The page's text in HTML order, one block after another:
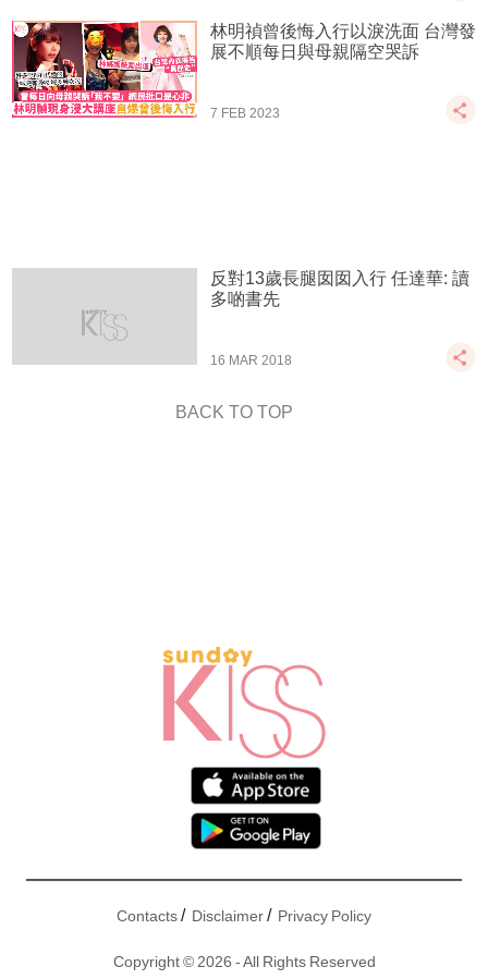
林明禎曾後悔入行以淚洗面 台灣發
展不順每日與母親隔空哭訴
7 FEB 2023
反對13歲長腿囡囡入行 任達華: 讀
多啲書先
16 MAR 2018
BACK TO TOP
Contacts/ Disclaimer/ Privacy Policy
Copyright © 2026 - All Rights Reserved